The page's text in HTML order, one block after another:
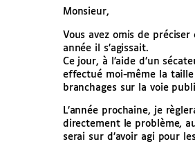
Monsieur,
Vous avez omis de préciser
année il s’agissait.
Ce jour, à l’aide d’un
effectué moi-même la taille
branchages sur la voie
L’année prochaine, je
directement le problème,
serai sur d’avoir agi pour